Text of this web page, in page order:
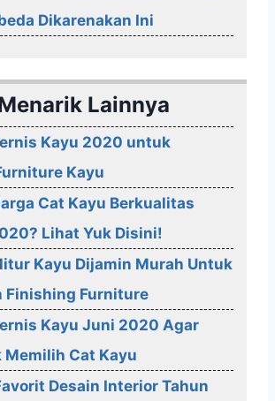
Dikarenakan Ini
Lainnya
Kayu 2020 untuk
Kayu
Cat Kayu Berkualitas
Lihat Yuk Disini!
Kayu Dijamin Murah Untuk
Finishing Furniture
Kayu Juni 2020 Agar
Memilih Cat Kayu
Desain Interior Tahun